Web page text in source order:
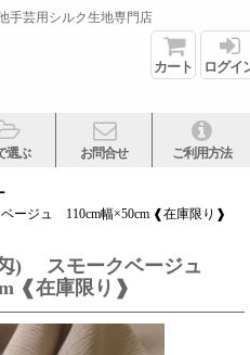
手芸用シルク生地専門店
カート ログイ
選ぶ お問合せ ご利用方法
ージュ 110cm幅×50cm ❰在庫限り❱
匁) スモークベージュ
❰在庫限り❱